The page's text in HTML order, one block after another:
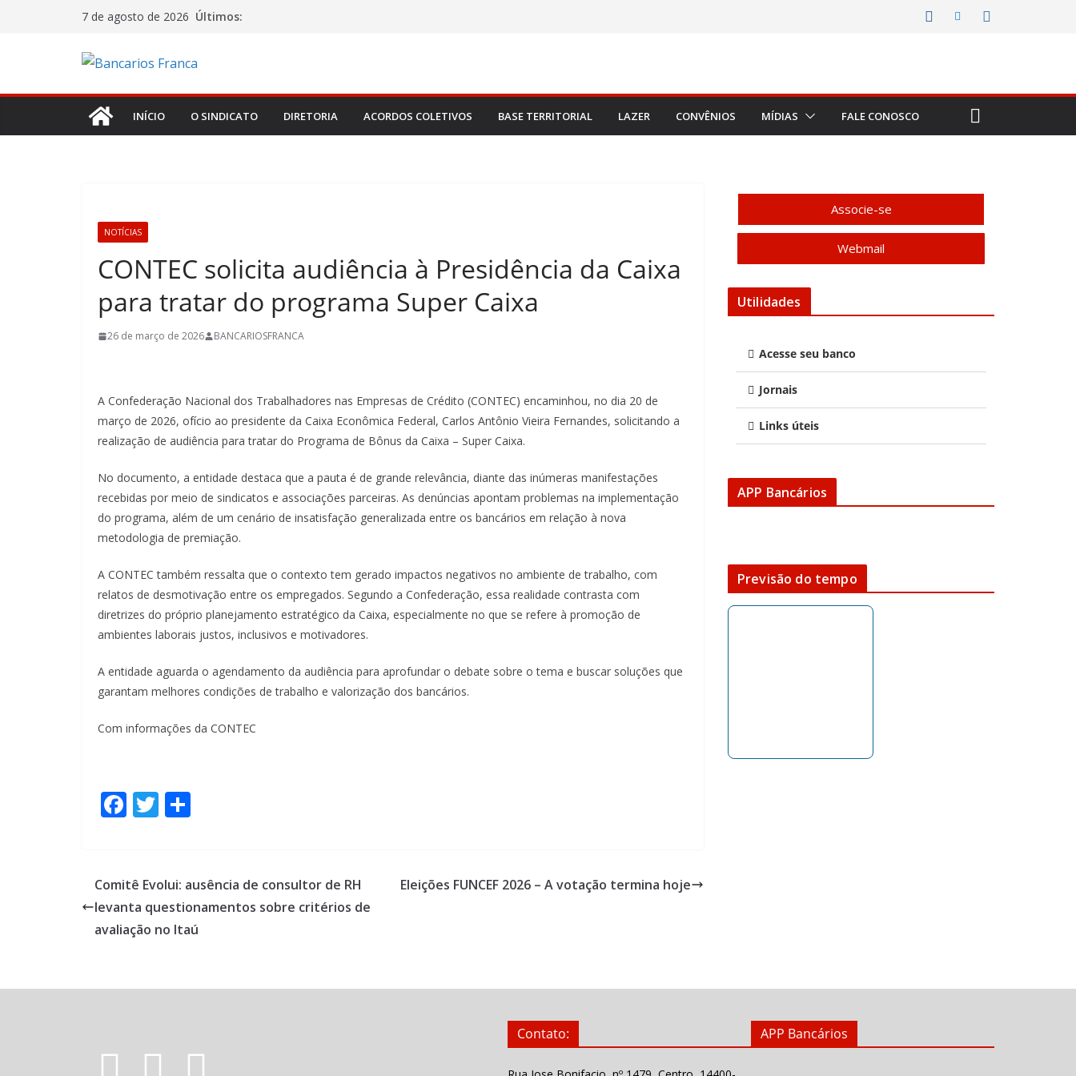
7 de agosto de 2026 Últimos:
INÍCIO O SINDICATO DIRETORIA ACORDOS COLETIVOS BASE TERRITORIAL LAZER CONVÊNIOS MÍDIAS FALE CONOSCO
NOTÍCIAS
CONTEC solicita audiência à Presidência da Caixa
para tratar do programa Super Caixa
26 de março de 2026 BANCARIOSFRANCA
A Confederação Nacional dos Trabalhadores nas Empresas de Crédito (CONTEC) encaminhou, no dia 20 de
março de 2026, ofício ao presidente da Caixa Econômica Federal, Carlos Antônio Vieira Fernandes, solicitando a
realização de audiência para tratar do Programa de Bônus da Caixa – Super Caixa.
No documento, a entidade destaca que a pauta é de grande relevância, diante das inúmeras manifestações
recebidas por meio de sindicatos e associações parceiras. As denúncias apontam problemas na implementação
do programa, além de um cenário de insatisfação generalizada entre os bancários em relação à nova
metodologia de premiação.
A CONTEC também ressalta que o contexto tem gerado impactos negativos no ambiente de trabalho, com
relatos de desmotivação entre os empregados. Segundo a Confederação, essa realidade contrasta com
diretrizes do próprio planejamento estratégico da Caixa, especialmente no que se refere à promoção de
ambientes laborais justos, inclusivos e motivadores.
A entidade aguarda o agendamento da audiência para aprofundar o debate sobre o tema e buscar soluções que
garantam melhores condições de trabalho e valorização dos bancários.
Com informações da CONTEC
F
b
o
o
T
er e
Comitê Evolui: ausência de consultor de RH
levanta questionamentos sobre critérios de
avaliação no Itaú
Eleições FUNCEF 2026 – A votação termina hoje
Associe-se
Webmail
Utilidades
Acesse seu banco
Jornais
Links úteis
APP Bancários
Previsão do tempo
Contato: APP Bancários